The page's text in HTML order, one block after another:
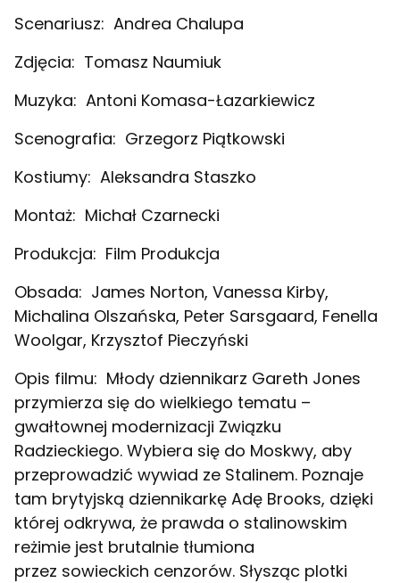
Scenariusz: Andrea Chalupa
Zdjęcia: Tomasz Naumiuk
Muzyka: Antoni Komasa-Łazarkiewicz
Scenografia: Grzegorz Piątkowski
Kostiumy: Aleksandra Staszko
Montaż: Michał Czarnecki
Produkcja: Film Produkcja
Obsada: James Norton, Vanessa Kirby,
Michalina Olszańska, Peter Sarsgaard, Fenella
Woolgar, Krzysztof Pieczyński
Opis filmu: Młody dziennikarz Gareth Jones
przymierza się do wielkiego tematu –
gwałtownej modernizacji Związku
Radzieckiego. Wybiera się do Moskwy, aby
przeprowadzić wywiad ze Stalinem. Poznaje
tam brytyjską dziennikarkę Adę Brooks, dzięki
której odkrywa, że prawda o stalinowskim
reżimie jest brutalnie tłumiona
przez sowieckich cenzorów. Słysząc plotki